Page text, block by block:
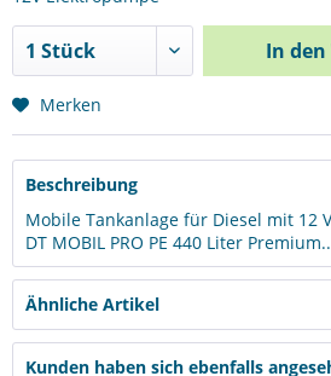
In den
Merken
Beschreibung
Mobile Tankanlage für Diesel mit 12
DT MOBIL PRO PE 440 Liter
Ähnliche Artikel
Kunden haben sich ebenfalls